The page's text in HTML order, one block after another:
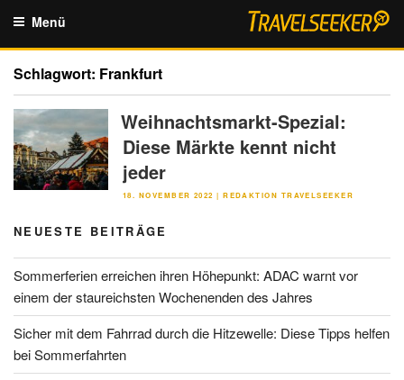
Inhalt
springen
Menü
Schlagwort: Frankfurt
Weihnachtsmarkt-Spezial:
Diese Märkte kennt nicht
jeder
VERÖFFENTLICHT
18. NOVEMBER 2022 |REDAKTION TRAVELSEEKER
NEUESTE BEITRÄGE
Sommerferien erreichen ihren Höhepunkt: ADAC warnt vor
einem der staureichsten Wochenenden des Jahres
Sicher mit dem Fahrrad durch die Hitzewelle: Diese Tipps helfen
bei Sommerfahrten